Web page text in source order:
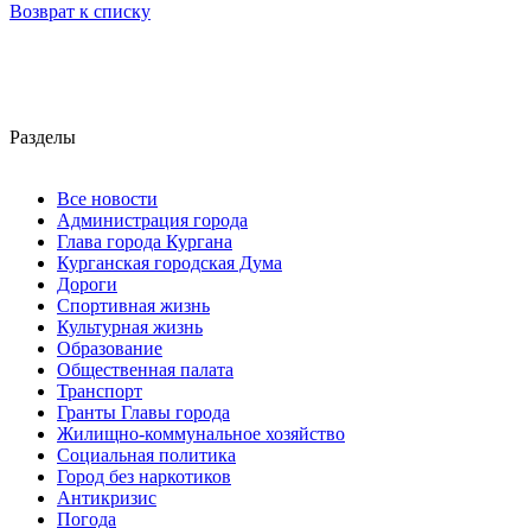
Возврат к списку
Разделы
Все новости
Администрация города
Глава города Кургана
Курганская городская Дума
Дороги
Спортивная жизнь
Культурная жизнь
Образование
Общественная палата
Транспорт
Гранты Главы города
Жилищно-коммунальное хозяйство
Социальная политика
Город без наркотиков
Антикризис
Погода